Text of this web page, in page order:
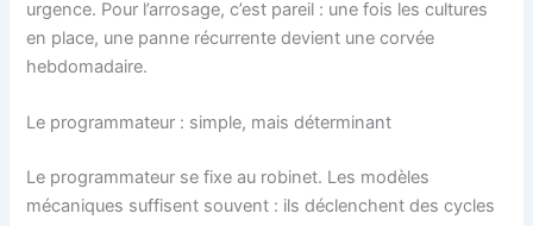
urgence. Pour l’arrosage, c’est pareil : une fois les cultures
en place, une panne récurrente devient une corvée
hebdomadaire.
Le programmateur : simple, mais déterminant
Le programmateur se fixe au robinet. Les modèles
mécaniques suffisent souvent : ils déclenchent des cycles